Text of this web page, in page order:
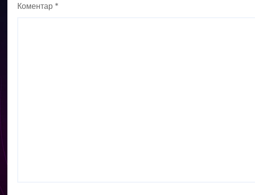
Коментар *